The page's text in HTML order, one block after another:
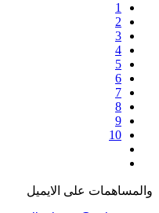
1
2
3
4
5
6
7
8
9
10
والمساهمات علی الایمیل